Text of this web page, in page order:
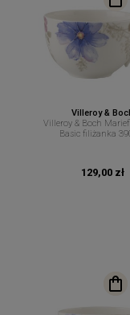
Villeroy &
Villeroy & Boch
Basic filiżanka
129,00 zł